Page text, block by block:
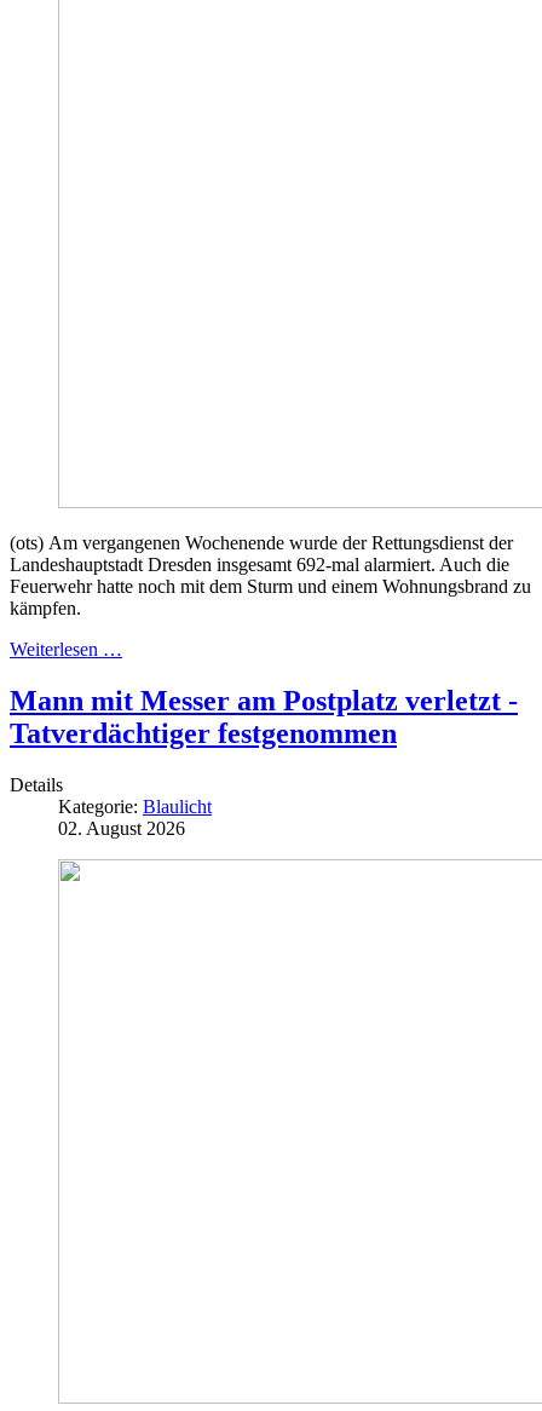
(ots) Am vergangenen Wochenende wurde der Rettungsdienst der
Landeshauptstadt Dresden insgesamt 692-mal alarmiert. Auch die
Feuerwehr hatte noch mit dem Sturm und einem Wohnungsbrand zu
kämpfen.
Weiterlesen …
Mann mit Messer am Postplatz verletzt -
Tatverdächtiger festgenommen
Details
Kategorie: Blaulicht
02. August 2026